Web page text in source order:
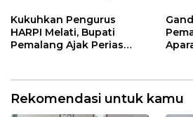
Ndalem Notonagoro
Kukuhkan Pengurus
HARPI Melati, Bupati
Pemalang Ajak Perias
Rekomendasi untuk kamu